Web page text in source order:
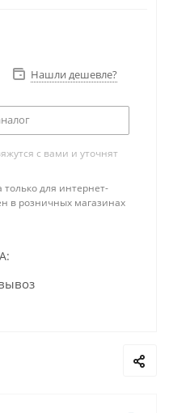
Нашли дешевле?
с вами и уточнят
для интернет-
в розничных магазинах